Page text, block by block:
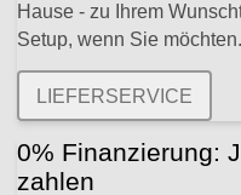
Hause - zu Ihrem
Setup, wenn Sie möchten.
LIEFERSERVICE
0% Finanzierung:
zahlen